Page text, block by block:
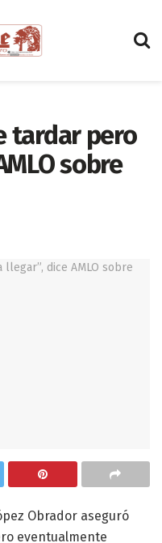
tardar pero
sobre
Obrador aseguró
eventualmente